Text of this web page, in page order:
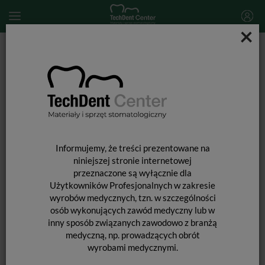
×
Informujemy, że treści prezentowane na
niniejszej stronie internetowej
przeznaczone są wyłącznie dla
Użytkowników Profesjonalnych w zakresie
wyrobów medycznych, tzn. w szczególności
osób wykonujących zawód medyczny lub w
inny sposób związanych zawodowo z branżą
medyczną, np. prowadzących obrót
wyrobami medycznymi.
Dia-Root Bio Sealer / strzykawka 2g